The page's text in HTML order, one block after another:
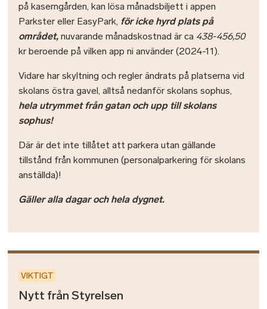
på kaserngården, kan lösa månadsbiljett i appen
Parkster eller EasyPark, för icke hyrd plats på
området, nuvarande månadskostnad är ca 438-456,50
kr beroende på vilken app ni använder (2024-11).
Vidare har skyltning och regler ändrats på platserna vid
skolans östra gavel, alltså nedanför skolans sophus,
hela utrymmet från gatan och upp till skolans
sophus!
Där är det inte tillåtet att parkera utan gällande
tillstånd från kommunen (personalparkering för skolans
anställda)!
Gäller alla dagar och hela dygnet.
VIKTIGT
Nytt från Styrelsen